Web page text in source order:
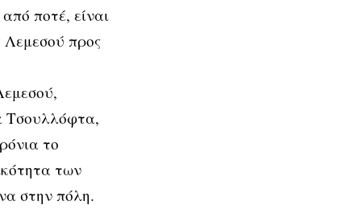
ποτέ, είναι
Λεμεσού προς
Τσουλλόφτα,
το
των
στην πόλη.